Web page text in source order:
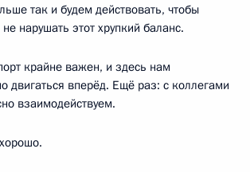
так и будем действовать, чтобы
нарушать этот хрупкий баланс.
крайне важен, и здесь нам
двигаться вперёд. Ещё раз: с коллегами
взаимодействуем.